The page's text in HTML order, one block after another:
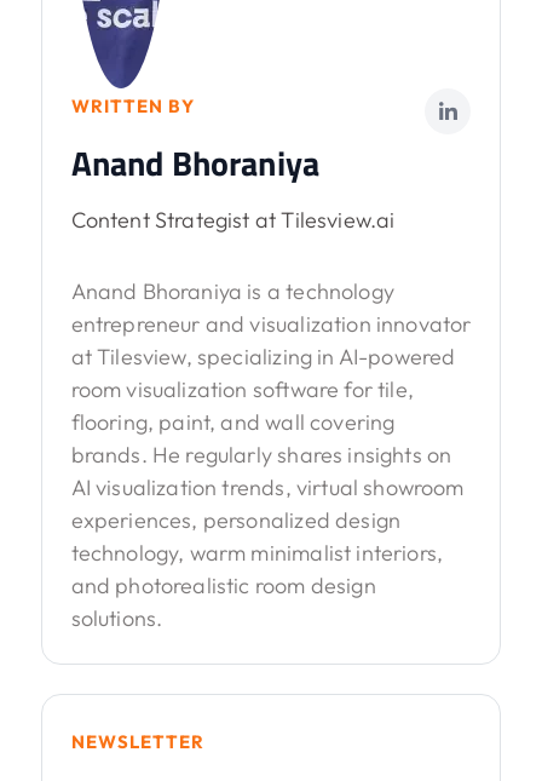
WRITTEN BY
Anand Bhoraniya
Content Strategist at Tilesview.ai
Anand Bhoraniya is a technology
entrepreneur and visualization innovator
at Tilesview, specializing in AI-powered
room visualization software for tile,
flooring, paint, and wall covering
brands. He regularly shares insights on
AI visualization trends, virtual showroom
experiences, personalized design
technology, warm minimalist interiors,
and photorealistic room design
solutions.
NEWSLETTER